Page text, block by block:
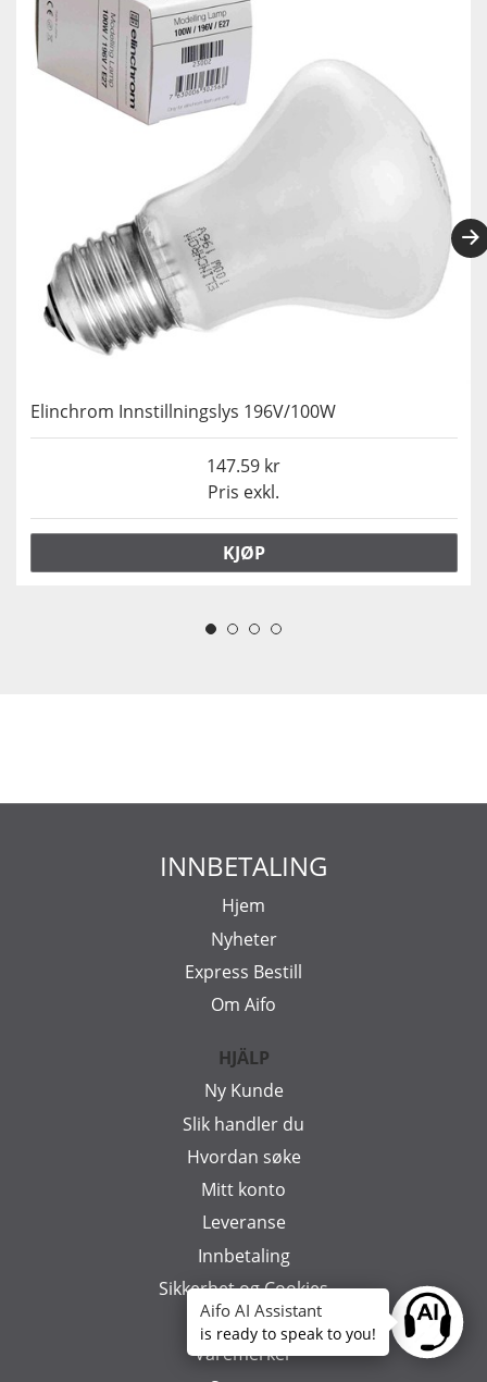
Elinchrom Innstillningslys 196V/100W
Pris exkl.
147.59
KJØP
INNBETALING
Hjem
Nyheter
Express Bestill
Om Aifo
HJÄLP
Ny Kunde
Slik handler du
Hvordan søke
Mitt konto
Leveranse
Innbetaling
Sikkerhet og Cookies
Beställ info
Varemerker
Ask
Aifo AI Assistant
is ready to speak to you!